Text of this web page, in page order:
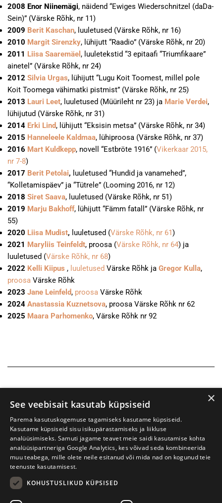
2008 Enor Niinemägi, näidend “Ewiges Wiederschnitzel (daDa-
Sein)” (Värske Rõhk, nr 11)
2009 Berit Kaschan, luuletused (Värske Rõhk, nr 16)
2010 Margit Sirenzky, lühijutt “Raadio” (Värske Rõhk, nr 20)
2011
Liisa Saaremäel , luuletekstid “3 epitaafi “Triumfikaare”
ainetel” (Värske Rõhk, nr 24)
2012 Silvia Urgas, lühijutt “Lugu Koit Toomest, millel pole
Koit Toomega vähimatki pistmist” (Värske Rõhk, nr 25)
2013 Lauri Leet, luuletused (Müürileht nr 23) ja Marie Verdei,
lühijutud (Värske Rõhk, nr 31)
2014 Erki Lind, lühijutt “Eksisin metsa” (Värske Rõhk, nr 34)
2015 Hanneleele Kaldmaa, lühiproosa (Värske Rõhk, nr 37)
2016 Mart Kuldkepp, novell “Estbröte 1916” (Vikerkaar 2015,
nr 7-8)
2017 Berit Petolai, luuletused “Hundid ja vanamehed”,
“Kolletamispäev” ja “Tütrele” (Looming 2016, nr 12)
2018 Siret Saava, luuletused (Värske Rõhk, nr 51)
2019 Marju Bakhoff, lühijutt “Fämm fatall” (Värske Rõhk, nr
55)
2020 Liisa Mudist, luuletused (Värske Rõhk, nr 61)
2021
Maryliis Teinfeldt, proosa (Värske Rõhk, nr 64) ja
luuletused (Värske Rõhk, nr 68)
2022 Kelli Kiipus , luuletused Värske Rõhk ja Gregor Kulla,
proosa Värske Rõhk
2023 Jane Leinfeld, proosa Värske Rõhk
2024 Anastassia Kuznetsova, proosa Värske Rõhk nr 62
2025 Maara Parhomenko, Värske Rõhk nr 92
Prima Vista kirjandusfestival
×
See veebisait kasutab küpsiseid
Parema kasutuskogemuse tagamiseks kasutame küpsiseid.
Kasutame küpsiseid sisu isikupärastamiseks ja liikluse
analüüsimiseks. Samuti jagame teavet meie saidi kasutamise kohta
analüüsipartneriga Google Analytics, kes võivad seda kombineerida
muu teabega, mille olete neile esitanud või mida nad on kogunud teie
teenuste kasutamisest.
KOHUSTUSLIKUD KÜPSISED